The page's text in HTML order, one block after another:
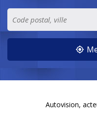
Autovision,